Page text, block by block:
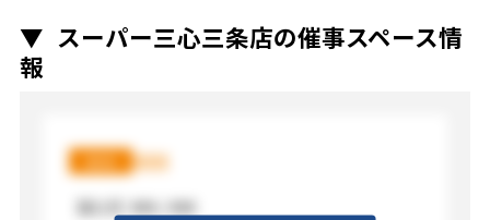
スーパー三心三条店の催事スペース情
報
XXX XXX
【広さ】
XXX / XXX